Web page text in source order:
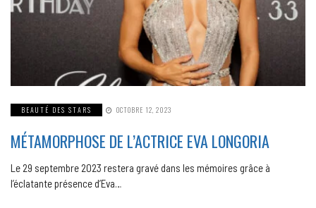
BEAUTÉ DES STARS OCTOBRE 12, 2023
MÉTAMORPHOSE DE L’ACTRICE EVA LONGORIA
Le 29 septembre 2023 restera gravé dans les mémoires grâce à
l’éclatante présence d’Eva…